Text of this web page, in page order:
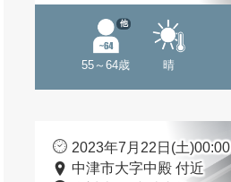
55～64歳
他
晴
2023年7月22日(土)00:00
中津市大字中殿 付近